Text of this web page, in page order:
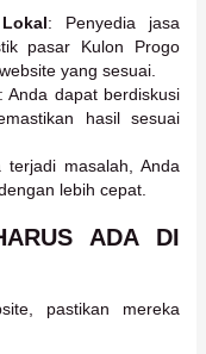
: Penyedia jasa
pasar Kulon Progo
yang sesuai.
: Anda dapat berdiskusi
hasil sesuai
terjadi masalah, Anda
lebih cepat.
ADA DI
pastikan mereka